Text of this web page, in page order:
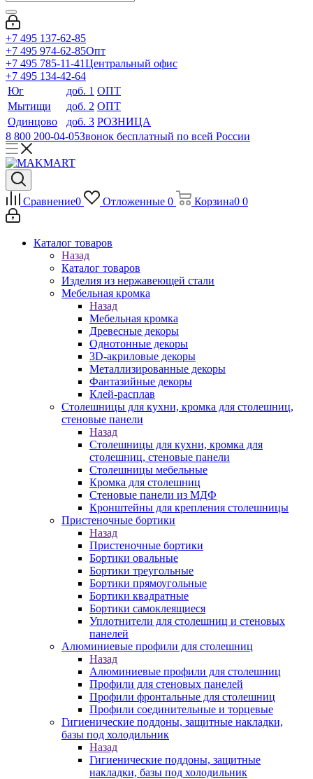
+7 495 137-62-85
+7 495 974-62-85Опт
+7 495 785-11-41Центральный офис
+7 495 134-42-64
Юг
доб. 1 ОПТ
Мытищи
доб. 2 ОПТ
Одинцово
доб. 3 РОЗНИЦА
8 800 200-04-05Звонок бесплатный по всей России
Сравнение0 Отложенные 0 Корзина0 0
Каталог товаров
Назад
Каталог товаров
Изделия из нержавеющей стали
Мебельная кромка
Назад
Мебельная кромка
Древесные декоры
Однотонные декоры
3D-акриловые декоры
Металлизированные декоры
Фантазийные декоры
Клей-расплав
Столешницы для кухни, кромка для столешниц,
стеновые панели
Назад
Столешницы для кухни, кромка для
столешниц, стеновые панели
Столешницы мебельные
Кромка для столешниц
Стеновые панели из МДФ
Кронштейны для крепления столешницы
Пристеночные бортики
Назад
Пристеночные бортики
Бортики овальные
Бортики треугольные
Бортики прямоугольные
Бортики квадратные
Бортики самоклеящиеся
Уплотнители для столешниц и стеновых
панелей
Алюминиевые профили для столешниц
Назад
Алюминиевые профили для столешниц
Профили для стеновых панелей
Профили фронтальные для столешниц
Профили соединительные и торцевые
Гигиенические поддоны, защитные накладки,
базы под холодильник
Назад
Гигиенические поддоны, защитные
накладки, базы под холодильник